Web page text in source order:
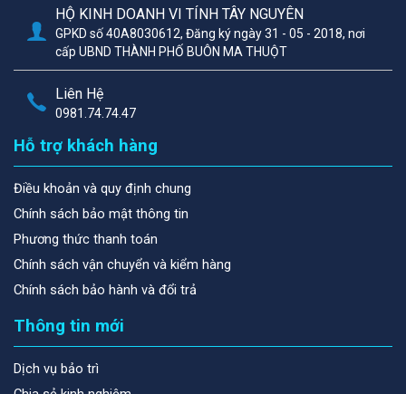
HỘ KINH DOANH VI TÍNH TÂY NGUYÊN
GPKD số 40A8030612, Đăng ký ngày 31 - 05 - 2018, nơi
cấp UBND THÀNH PHỐ BUÔN MA THUỘT
Liên Hệ
0981.74.74.47
Hỗ trợ khách hàng
Điều khoản và quy định chung
Chính sách bảo mật thông tin
Phương thức thanh toán
Chính sách vận chuyển và kiểm hàng
Chính sách bảo hành và đổi trả
Thông tin mới
Dịch vụ bảo trì